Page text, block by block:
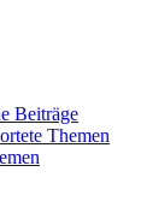
Beiträge
Themen